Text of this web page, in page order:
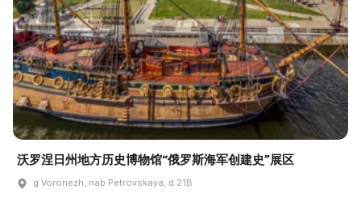
沃罗涅日州地方历史博物馆“俄罗斯海军创建史”展区
g Voronezh, nab Petrovskaya, d 21B